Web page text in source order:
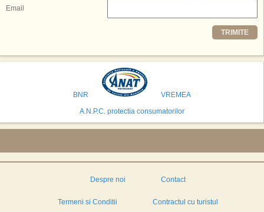
decisiv pentru reali zarea proiectului.
Printre celelalte tari care concureaza pentru a gazdui aceasta constructie
se numara Australia, Brazilia, China, Egipt, India, Polonia, Thailanda,
avea cele mai mari sanse de a castiga licitatia. Totusi, Spania, care se
preconizeaza ca va deveni a doua cea mai vizitata tara din lume in 2025,
isi bazeaza oferta pe infrastructura turistica solida si capacitatea hoteliera."
Email
TRIMITE
BNR
VREMEA
A.N.P.C. protectia consumatorilor
Despre noi Contact
Termeni si Conditii Contractul cu turistul